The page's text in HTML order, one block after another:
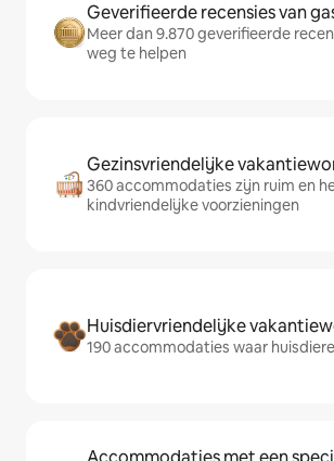
Geverifieerde recensies van
Meer dan 9.870 geverifieerde
weg te helpen
Gezinsvriendelijke
360 accommodaties zijn ruim en
kindvriendelijke voorzieningen
Huisdiervriendelijke
190 accommodaties waar